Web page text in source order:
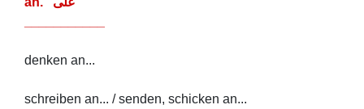
denken an...
schreiben an... / senden, schicken an...